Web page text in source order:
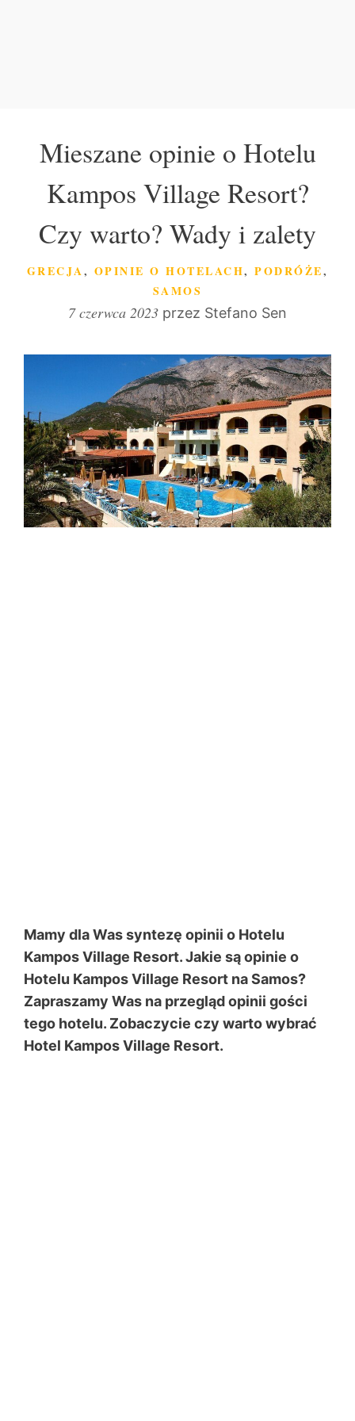
Mieszane opinie o Hotelu
Kampos Village Resort?
Czy warto? Wady i zalety
KATEGORIE
GRECJA, OPINIE O HOTELACH,PODRÓŻE,
SAMOS
7 czerwca 2023 przez Stefano Sen
Mamy dla Was syntezę opinii o Hotelu
Kampos Village Resort. Jakie są opinie o
Hotelu Kampos Village Resort na Samos?
Zapraszamy Was na przegląd opinii gości
tego hotelu. Zobaczycie czy warto wybrać
Hotel Kampos Village Resort.